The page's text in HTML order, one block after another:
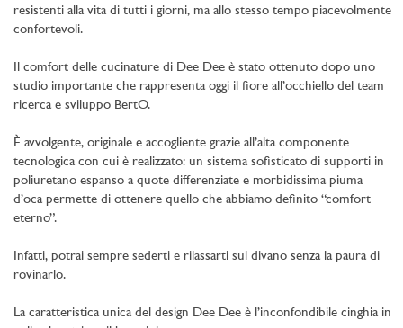
resistenti alla vita di tutti i giorni, ma allo stesso tempo piacevolmente
confortevoli.
Il comfort delle cucinature di Dee Dee è stato ottenuto dopo uno
studio importante che rappresenta oggi il fiore all’occhiello del team
ricerca e sviluppo BertO.
È avvolgente, originale e accogliente grazie all’alta componente
tecnologica con cui è realizzato: un sistema sofisticato di supporti in
poliuretano espanso a quote differenziate e morbidissima piuma
d’oca permette di ottenere quello che abbiamo definito “comfort
eterno”.
Infatti, potrai sempre sederti e rilassarti sul divano senza la paura di
rovinarlo.
La caratteristica unica del design Dee Dee è l’inconfondibile cinghia in